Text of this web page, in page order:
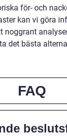
för- och
kan vi göra
noggrant
det bästa
FAQ